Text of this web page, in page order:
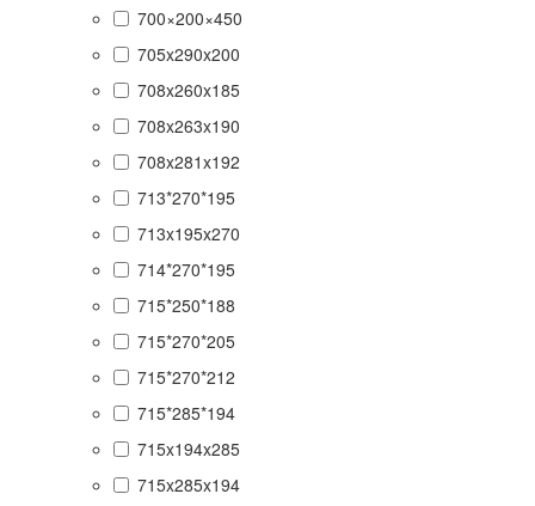
700×200×450
705x290x200
708x260x185
708x263x190
708x281x192
713*270*195
713x195x270
714*270*195
715*250*188
715*270*205
715*270*212
715*285*194
715x194x285
715x285x194